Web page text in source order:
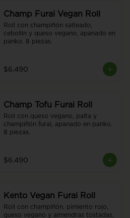
Champ Furai Vegan Roll
Roll con champiñón salteado,
cebollín y queso vegano, apanado en
panko. 8 piezas.
$6.490
Champ Tofu Furai Roll
Roll con queso vegano, palta y
champiñón furai, apanado en panko.
8 piezas.
$6.490
Kento Vegan Furai Roll
Roll con champiñón, pimiento rojo,
queso vegano y almendras tostadas,